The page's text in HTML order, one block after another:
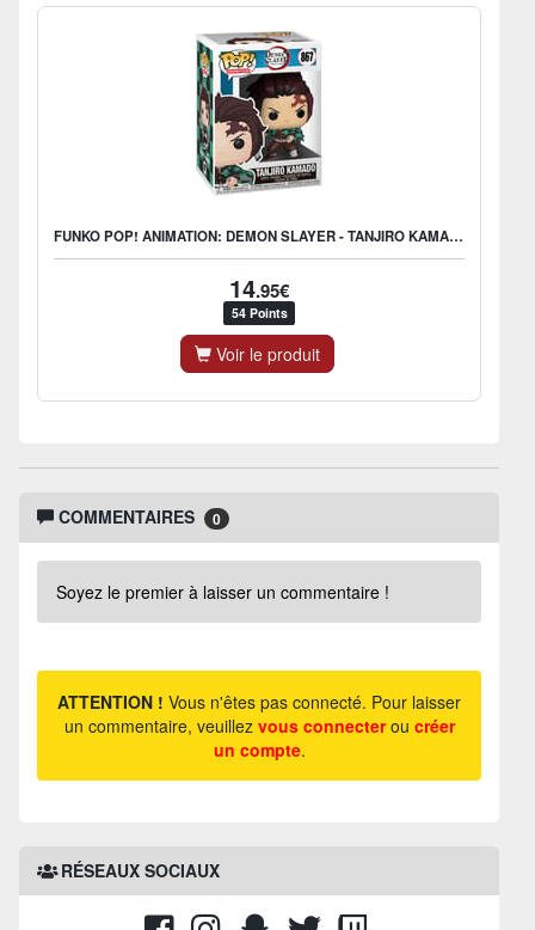
FUNKO POP! ANIMATION: DEMON SLAYER - TANJIRO KAMADO
14.95€
54 Points
Voir le produit
COMMENTAIRES 0
Soyez le premier à laisser un commentaire !
ATTENTION ! Vous n'êtes pas connecté. Pour laisser
un commentaire, veuillez vous connecterou créer
un compte.
RÉSEAUX SOCIAUX